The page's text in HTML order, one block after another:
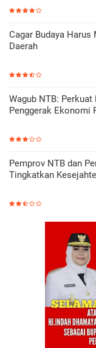
Cagar Budaya
Daerah
Wagub NTB:
Penggerak Ekonomi
Pemprov NTB dan
Tingkatkan